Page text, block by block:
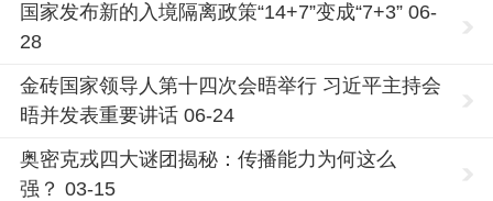
国家发布新的入境隔离政策“14+7”变成“7+3” 06-
28
金砖国家领导人第十四次会晤举行 习近平主持会
晤并发表重要讲话 06-24
奥密克戎四大谜团揭秘：传播能力为何这么
强？ 03-15